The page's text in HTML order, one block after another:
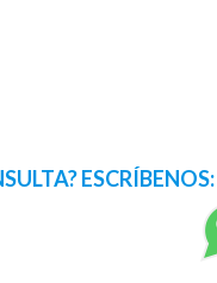
ESCRÍBENOS: